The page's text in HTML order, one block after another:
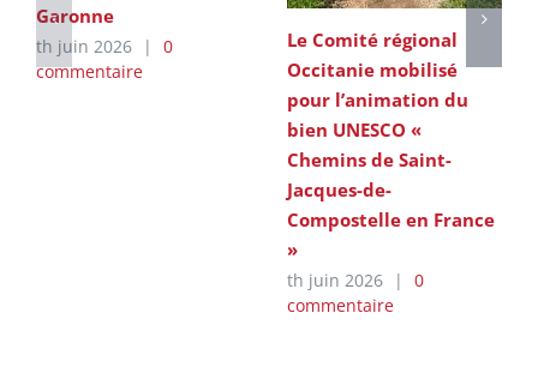
Garonne
th juin 2026 |
0
commentaire
Le Comité régional
Occitanie mobilisé
pour l’animation du
bien UNESCO «
Chemins de Saint-
Jacques-de-
Compostelle en France
»
th juin 2026 |
0
commentaire